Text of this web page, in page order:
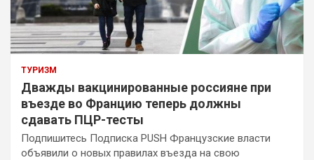
ТУРИЗМ
Дважды вакцинированные россияне при
въезде во Францию теперь должны
сдавать ПЦР-тесты
Подпишитесь Подписка PUSH Французские власти
объявили о новых правилах въезда на свою